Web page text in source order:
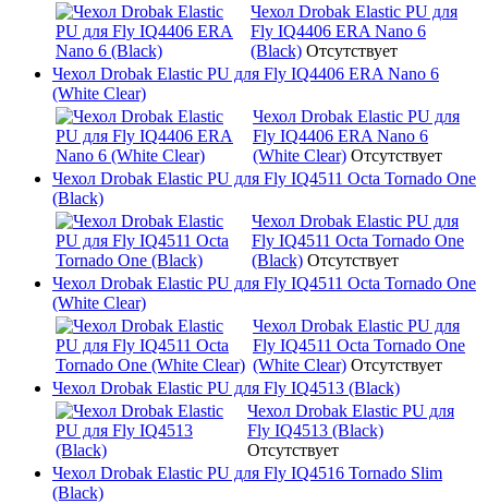
Чехол Drobak Elastic PU для
Fly IQ4406 ERA Nano 6
(Black) Отсутствует
Чехол Drobak Elastic PU для Fly IQ4406 ERA Nano 6
(White Clear)
Чехол Drobak Elastic PU для
Fly IQ4406 ERA Nano 6
(White Clear) Отсутствует
Чехол Drobak Elastic PU для Fly IQ4511 Octa Tornado One
(Black)
Чехол Drobak Elastic PU для
Fly IQ4511 Octa Tornado One
(Black) Отсутствует
Чехол Drobak Elastic PU для Fly IQ4511 Octa Tornado One
(White Clear)
Чехол Drobak Elastic PU для
Fly IQ4511 Octa Tornado One
(White Clear) Отсутствует
Чехол Drobak Elastic PU для Fly IQ4513 (Black)
Чехол Drobak Elastic PU для
Fly IQ4513 (Black)
Отсутствует
Чехол Drobak Elastic PU для Fly IQ4516 Tornado Slim
(Black)